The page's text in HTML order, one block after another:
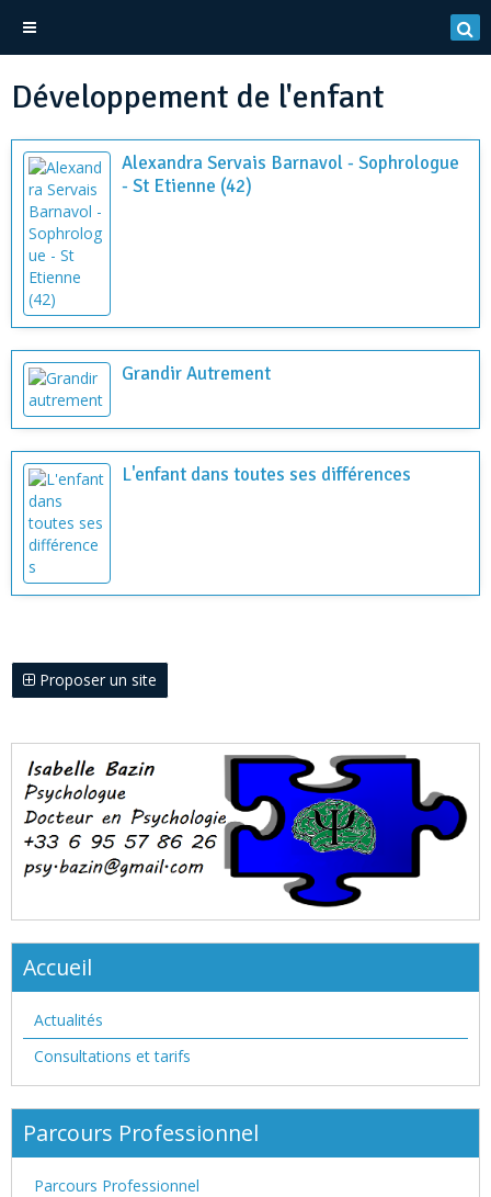
Développement de l'enfant
Alexandra Servais Barnavol - Sophrologue
- St Etienne (42)
Grandir Autrement
L'enfant dans toutes ses différences
Proposer un site
Accueil
Actualités
Consultations et tarifs
Parcours Professionnel
Parcours Professionnel